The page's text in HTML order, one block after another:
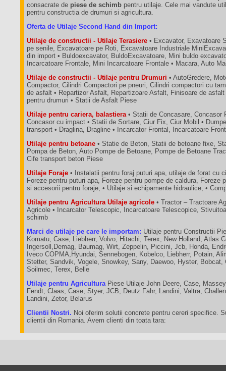
consacrate de piese de schimb pentru utilaje. Cele mai vandute
pentru constructia de drumuri si agricultura.
Oferta de Utilaje Second Hand din Import:
Utilaje de constructii - Utilaje Terasiere • Excavator, Exavatoare
pe senile, Excavatoare pe Roti, Excavatoare Industriale
din import • Buldoexcavator, BuldoExcavatoare, Mini buldo
Incarcatoare Frontale, Mini Incarcatoare Frontale • Macara, Auto
Utilaje de constructii - Utilaje pentru Drumuri • AutoGredere,
Compactor, Cilindri Compactori pe pneuri, Cilindri compactori cu
de asfalt • Repartizor Asfalt, Repartizoare Asfalt, Finisoare de
pentru drumuri • Statii de Asfalt Piese
Utilaje pentru cariera, balastiera • Statii de Concasare, Concasor
Concasor cu impact • Statii de Sortare, Ciur Fix, Ciur Mobil •
transport • Draglina, Dragline • Incarcator Frontal, Incarcatoare
Utilaje pentru betoane • Statie de Beton, Statii de betoane fixe,
Pompa de Beton, Auto Pompe de Betoane, Pompe de Betoane
Cife transport beton Piese
Utilaje Foraje • Instalatii pentru foraj puturi apa, utilaje de forat cu
Foreze pentru puturi apa, Foreze pentru pompe de caldura, Foreze
si accesorii pentru foraje, • Utilaje si echipamente hidraulice, •
Utilaje pentru Agricultura Utilaje agricole • Tractor – Tractoare
Agricole • Incarcator Telescopic, Incarcatoare Telescopice,
schimb
Marci de utilaje pe care le importam: Utilaje pentru Constructii
Komatu, Case, Liebherr, Volvo, Hitachi, Terex, New Holland, Atlas
Ingersoll,Demag, Baumag, Wirt, Zeppelin, Piccini, Jcb, Honda,
Iveco COPMA,Hyundai, Sennebogen, Kobelco, Liebherr, Potain,
Stetter, Sandvik, Vogele, Snowkey, Sany, Daewoo, Hyster, Bobcat,
Soilmec, Terex, Belle
Utilaje pentru Agricultura Piese Utilaje John Deere, Case,
Fendt, Claas, Case, Styer, JCB, Deutz Fahr, Landini, Valtra,
Landini, Zetor, Belarus
Clientii Nostri. Noi oferim solutii concrete pentru cereri specifice.
clientii din Romania. Avem clienti din toata tara: